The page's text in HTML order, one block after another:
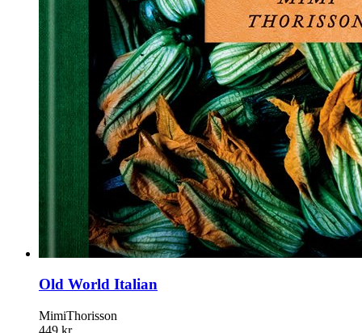
Old World Italian
MimiThorisson
449 kr